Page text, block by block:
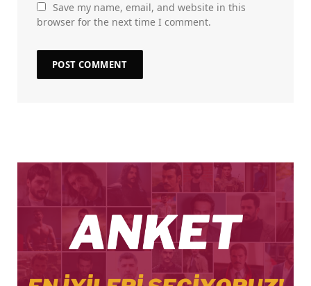
Save my name, email, and website in this
browser for the next time I comment.